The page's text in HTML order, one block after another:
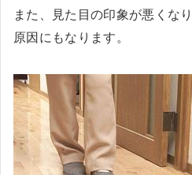
また、見た目の印象が悪くな
原因にもなります。